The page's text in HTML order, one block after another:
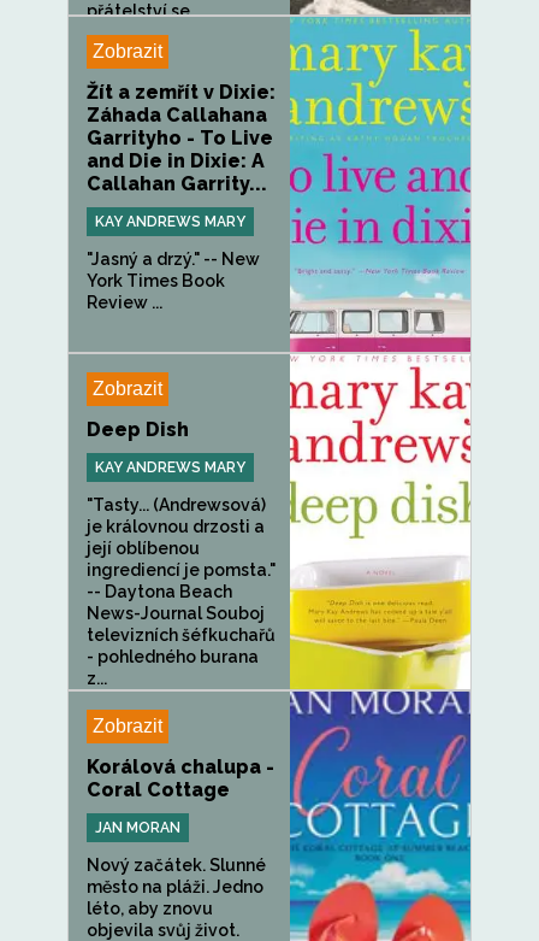
přátelství se...
Zobrazit
Žít a zemřít v Dixie:
Záhada Callahana
Garrityho - To Live
and Die in Dixie: A
Callahan Garrity...
KAY ANDREWS MARY
"Jasný a drzý." -- New
York Times Book
Review ...
Zobrazit
Deep Dish
KAY ANDREWS MARY
"Tasty... (Andrewsová)
je královnou drzosti a
její oblíbenou
ingrediencí je pomsta."
-- Daytona Beach
News-Journal Souboj
televizních šéfkuchařů
- pohledného burana
z...
Zobrazit
Korálová chalupa -
Coral Cottage
JAN MORAN
Nový začátek. Slunné
město na pláži. Jedno
léto, aby znovu
objevila svůj život.